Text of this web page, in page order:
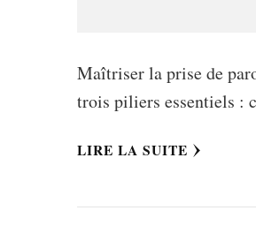
Maîtriser la prise de
trois piliers essentiels :
LIRE LA SUITE